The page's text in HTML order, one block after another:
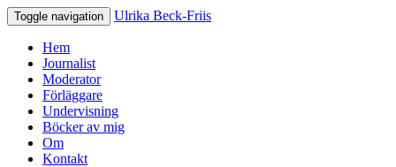
Toggle navigation Ulrika Beck-Friis
Hem
Journalist
Moderator
Förläggare
Undervisning
Böcker av mig
Om
Kontakt